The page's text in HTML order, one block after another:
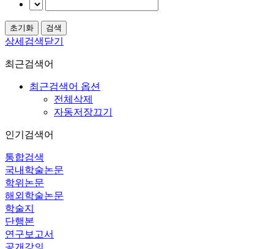
상세검색닫기
최근검색어
최근검색어 옵션
전체삭제
자동저장끄기
인기검색어
통합검색
국내학술논문
학위논문
해외학술논문
학술지
단행본
연구보고서
공개강의